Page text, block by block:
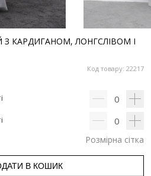
КАРДИГАНОМ, ЛОНГСЛІВОМ І
Код товару: 22217
0
0
Розмірна сітка
В КОШИК